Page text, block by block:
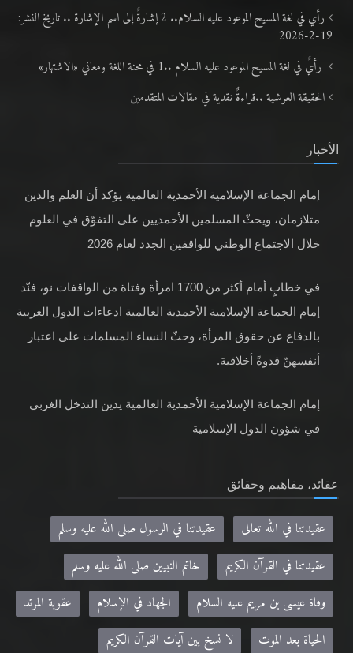
رأي في لغة المسيح الموعود عليه السلام.. 2 إشارةٌ إلى اسم الإشارة .. تاريخ النشر:
19-2-2026
رأيٌ في لغة المسيح الموعود عليه السلام ..1 في محنة اللغة ومعاني «الاشتهار»
الحقيقة العرشية ..قراءةٌ نقدية في مقالات المتقدمين
الأخبار
إمام الجماعة الإسلامية الأحمدية العالمية يؤكد أن العلم والدين
متلازمان، ويحثّ المسلمين الأحمديين على التفوّق في العلوم
خلال الاجتماع الوطني للواقفين الجدد لعام 2026
في خطابٍ أمام أكثر من 1700 امرأة وفتاة من الواقفات نو، فنّد
إمام الجماعة الإسلامية الأحمدية العالمية ادعاءات الدول الغربية
بالدفاع عن حقوق المرأة، وحثّ النساء المسلمات على اعتبار
أنفسهنّ قدوةً أخلاقية.
إمام الجماعة الإسلامية الأحمدية العالمية يدين التدخل الغربي
في شؤون الدول الإسلامية
عقائد، مفاهيم وحقائق
عقيدتنا في الله تعالى
عقيدتنا في الرسول صلى الله عليه وسلم
عقيدتنا في القرآن الكريم
خاتم النبيين صلى الله عليه وسلم
وفاة عيسى بن مريم عليه السلام
الجهاد في الإسلام
عقوبة المرتد
الحياة بعد الموت
لا نسخ بين آيات القرآن الكريم